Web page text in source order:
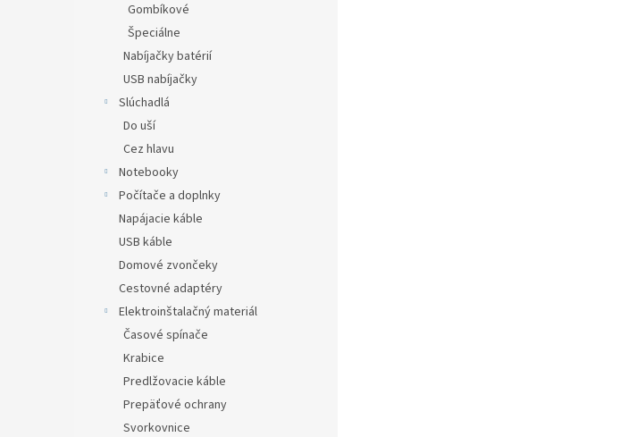
Gombíkové
Špeciálne
Nabíjačky batérií
USB nabíjačky
Slúchadlá
Do uší
Cez hlavu
Notebooky
Počítače a doplnky
Napájacie káble
USB káble
Domové zvončeky
Cestovné adaptéry
Elektroinštalačný materiál
Časové spínače
Krabice
Predlžovacie káble
Prepäťové ochrany
Svorkovnice